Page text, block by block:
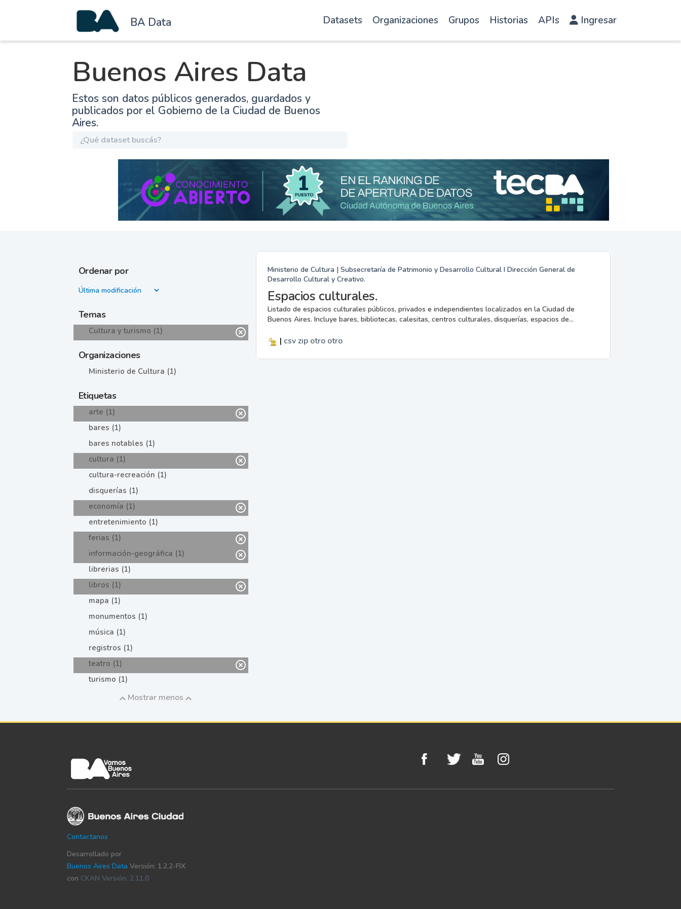
BA Data Datasets Organizaciones Grupos Historias APIs Ingresar
Buenos Aires Data
Estos son datos públicos generados, guardados y
publicados por el Gobierno de la Ciudad de Buenos
Aires.
Ordenar por
Temas
Cultura y turismo (1)
Organizaciones
Ministerio de Cultura (1)
Etiquetas
arte (1)
bares (1)
bares notables (1)
cultura (1)
cultura-recreación (1)
disquerías (1)
economía (1)
entretenimiento (1)
ferias (1)
información-geográfica (1)
librerias (1)
libros (1)
mapa (1)
monumentos (1)
música (1)
registros (1)
teatro (1)
turismo (1)
Mostrar menos
Ministerio de Cultura | Subsecretaría de Patrimonio y Desarrollo Cultural I Dirección General de
Desarrollo Cultural y Creativo.
Espacios culturales.
Listado de espacios culturales públicos, privados e independientes localizados en la Ciudad de
Buenos Aires. Incluye bares, bibliotecas, calesitas, centros culturales, disquerías, espacios de...
| csvzip otro otro
Contactanos
Desarrollado por
Buenos Aires Data Versión: 1.2.2-FIX
con CKAN Versión: 2.11.0